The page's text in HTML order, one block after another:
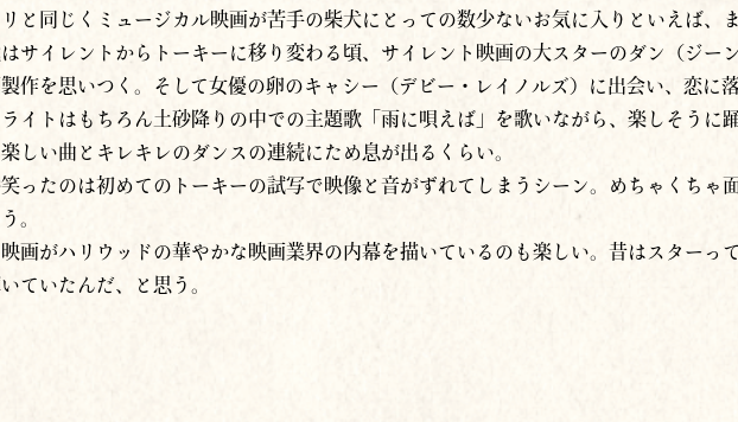
と同じくミュージカル映画が苦手の柴犬にとっての数少ないお気に入りといえば、
サイレントからトーキーに移り変わる頃、サイレント映画の大スターのダン（ジー
製作を思いつく。そして女優の卵のキャシー（デビー・レイノルズ）に出会い、恋
イトはもちろん土砂降りの中での主題歌「雨に唄えば」を歌いながら、楽しそうに
しい曲とキレキレのダンスの連続にため息が出るくらい。
ったのは初めてのトーキーの試写で映像と音がずれてしまうシーン。めちゃくちゃ
。
映画がハリウッドの華やかな映画業界の内幕を描いているのも楽しい。昔はスターっ
ていたんだ、と思う。